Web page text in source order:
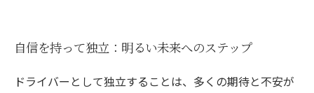
自信を持って独立：明るい未来へのステップ
ドライバーとして独立することは、多くの期待と不安が